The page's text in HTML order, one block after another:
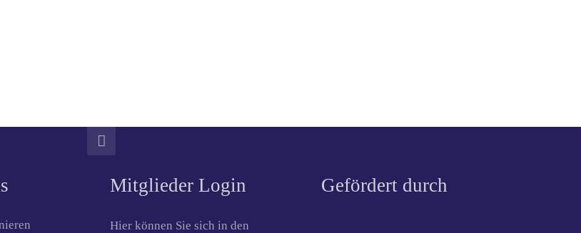
Mitglieder Login
Hier können Sie sich in den
Gefördert durch